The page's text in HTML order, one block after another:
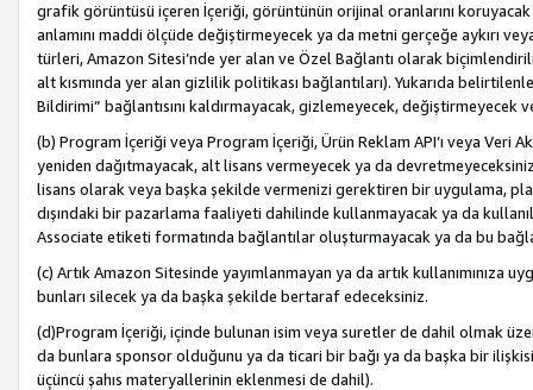
grafik görüntüsü içeren İçeriği, görüntünün orijinal oranlarını
anlamını maddi ölçüde değiştirmeyecek ya da metni gerçeğe aykırı
türleri, Amazon Sitesi’nde yer alan ve Özel Bağlantı olarak
alt kısmında yer alan gizlilik politikası bağlantıları). Yukarıda
Bildirimi” bağlantısını kaldırmayacak, gizlemeyecek,
(b) Program İçeriği veya Program İçeriği, Ürün Reklam API’ı veya Veri
yeniden dağıtmayacak, alt lisans vermeyecek ya da
lisans olarak veya başka şekilde vermenizi gerektiren bir uygulama,
dışındaki bir pazarlama faaliyeti dahilinde kullanmayacak ya da
Associate etiketi formatında bağlantılar oluşturmayacak ya da bu
(c) Artık Amazon Sitesinde yayımlanmayan ya da artık kullanımınıza
bunları silecek ya da başka şekilde bertaraf edeceksiniz.
(d)Program İçeriği, içinde bulunan isim veya suretler de dahil olmak
da bunlara sponsor olduğunu ya da ticari bir bağı ya da başka bir
üçüncü şahıs materyallerinin eklenmesi de dahil).